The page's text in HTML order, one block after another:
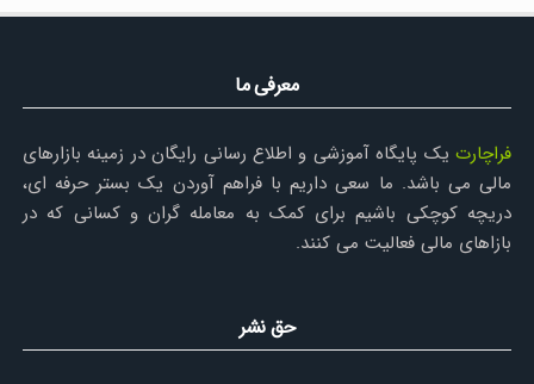
معرفی ما
فراچارتیک پایگاه آموزشی و اطلاع رسانی رایگان در زمینه بازارهای
مالی می باشد. ما سعی داریم با فراهم آوردن یک بستر حرفه ای،
دریچه کوچکی باشیم برای کمک به معامله گران و کسانی که در
بازاهای مالی فعالیت می کنند.
حق نشر